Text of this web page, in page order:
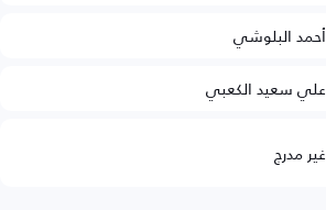
أحمد البلوشي
علي سعيد الكعبي
غير مدرج